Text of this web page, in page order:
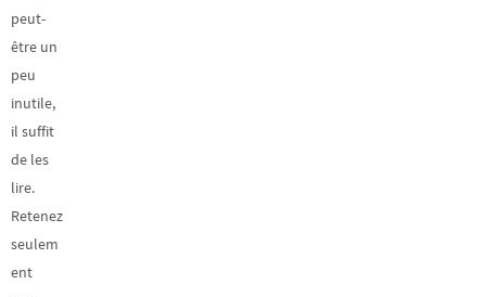
peut-
être un
peu
inutile,
il suffit
de les
lire.
Retenez
seulem
ent